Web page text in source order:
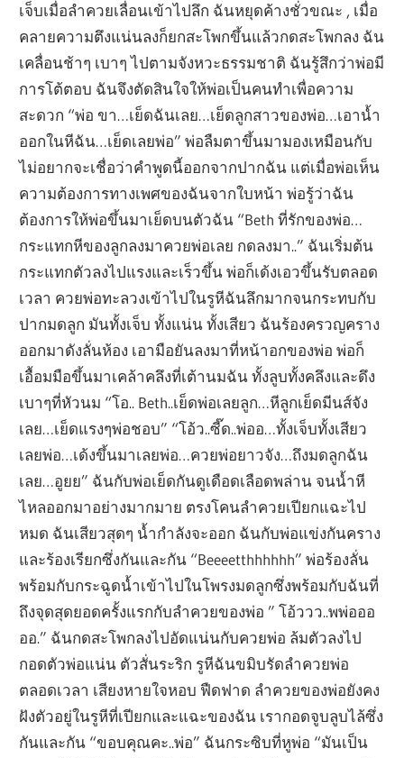
เจ็บเมื่อลำควยเลื่อนเข้าไปลึก ฉันหยุดค้างชั่วขณะ , เมื่อ
คลายความตึงแน่นลงก็ยกสะโพกขึ้นแล้วกดสะโพกลง ฉัน
เคลื่อนช้าๆ เบาๆ ไปตามจังหวะธรรมชาติ ฉันรู้สึกว่าพ่อมี
การโต้ตอบ ฉันจึงตัดสินใจให้พ่อเป็นคนทำเพื่อความ
สะดวก “พ่อ ขา…เย็ดฉันเลย…เย็ดลูกสาวของพ่อ…เอาน้ำ
ออกในหีฉัน…เย็ดเลยพ่อ” พ่อลืมตาขึ้นมามองเหมือนกับ
ไม่อยากจะเชื่อว่าคำพูดนี้ออกจากปากฉัน แต่เมื่อพ่อเห็น
ความต้องการทางเพศของฉันจากใบหน้า พ่อรู้ว่าฉัน
ต้องการให้พ่อขึ้นมาเย็ดบนตัวฉัน “Beth ที่รักของพ่อ…
กระแทกหีของลูกลงมาควยพ่อเลย กดลงมา..” ฉันเริ่มต้น
กระแทกตัวลงไปแรงและเร็วขึ้น พ่อก็เด้งเอวขึ้นรับตลอด
เวลา ควยพ่อทะลวงเข้าไปในรูหีฉันลึกมากจนกระทบกับ
ปากมดลูก มันทั้งเจ็บ ทั้งแน่น ทั้งเสียว ฉันร้องครวญคราง
ออกมาดังลั่นห้อง เอามือยันลงมาที่หน้าอกของพ่อ พ่อก็
เอื้อมมือขึ้นมาเคล้าคลึงที่เต้านมฉัน ทั้งลูบทั้งคลึงและดึง
เบาๆที่หัวนม “โอ.. Beth..เย็ดพ่อเลยลูก…หีลูกเย็ดมีนส์จัง
เลย…เย็ดแรงๆพ่อชอบ” “โอ้ว..ซี๊ด..พ่ออ…ทั้งเจ็บทั้งเสียว
เลยพ่อ…เด้งขึ้นมาเลยพ่อ…ควยพ่อยาวจัง…ถึงมดลูกฉัน
เลย…อูยย” ฉันกับพ่อเย็ดกันดูเดือดเลือดพล่าน จนน้ำหี
ไหลออกมาอย่างมากมาย ตรงโคนลำควยเปียกแฉะไป
หมด ฉันเสียวสุดๆ น้ำกำลังจะออก ฉันกับพ่อแข่งกันคราง
และร้องเรียกซึ่งกันและกัน “Beeeetthhhhhh” พ่อร้องลั่น
พร้อมกับกระฉูดน้ำเข้าไปในโพรงมดลูกซึ่งพร้อมกับฉันที่
ถึงจุดสุดยอดครั้งแรกกับลำควยของพ่อ ” โอ้ววว..พพ่อออ
ออ.” ฉันกดสะโพกลงไปอัดแน่นกับควยพ่อ ล้มตัวลงไป
กอดตัวพ่อแน่น ตัวสั่นระริก รูหีฉันขมิบรัดลำควยพ่อ
ตลอดเวลา เสียงหายใจหอบ ฟืดฟาด ลำควยของพ่อยังคง
ฝังตัวอยู่ในรูหีที่เปียกและแฉะของฉัน เรากอดจูบลูบไล้ซึ่ง
กันและกัน “ขอบคุณคะ..พ่อ” ฉันกระซิบที่หูพ่อ “มันเป็น